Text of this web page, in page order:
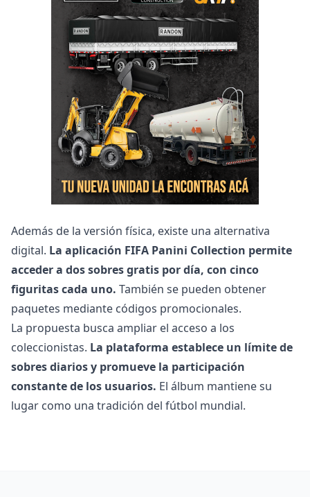
Además de la versión física, existe una alternativa
digital. La aplicación FIFA Panini Collection permite
acceder a dos sobres gratis por día, con cinco
figuritas cada uno. También se pueden obtener
paquetes mediante códigos promocionales.
La propuesta busca ampliar el acceso a los
coleccionistas. La plataforma establece un límite de
sobres diarios y promueve la participación
constante de los usuarios. El álbum mantiene su
lugar como una tradición del fútbol mundial.